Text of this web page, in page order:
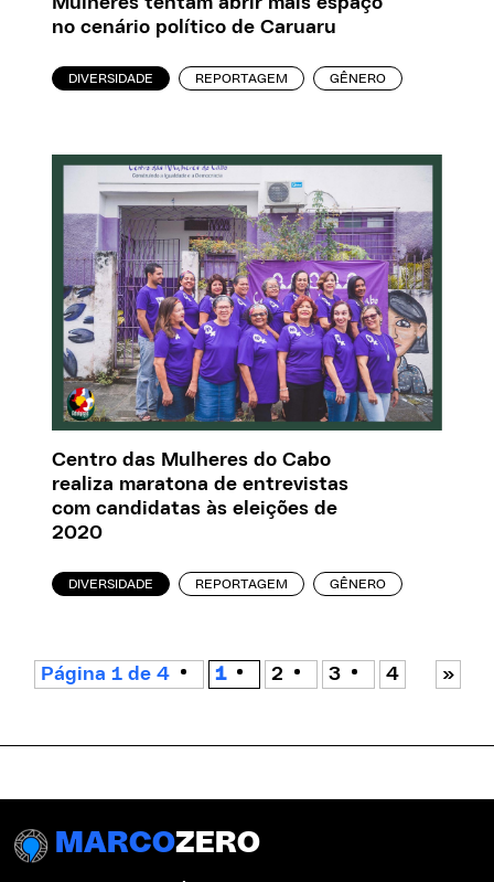
no cenário político de Caruaru
DIVERSIDADE REPORTAGEM GÊNERO
Centro das Mulheres do Cabo
realiza maratona de entrevistas
com candidatas às eleições de
2020
DIVERSIDADE REPORTAGEM GÊNERO
Página 1 de 4 1 2 3 4 »
MARCOZERO